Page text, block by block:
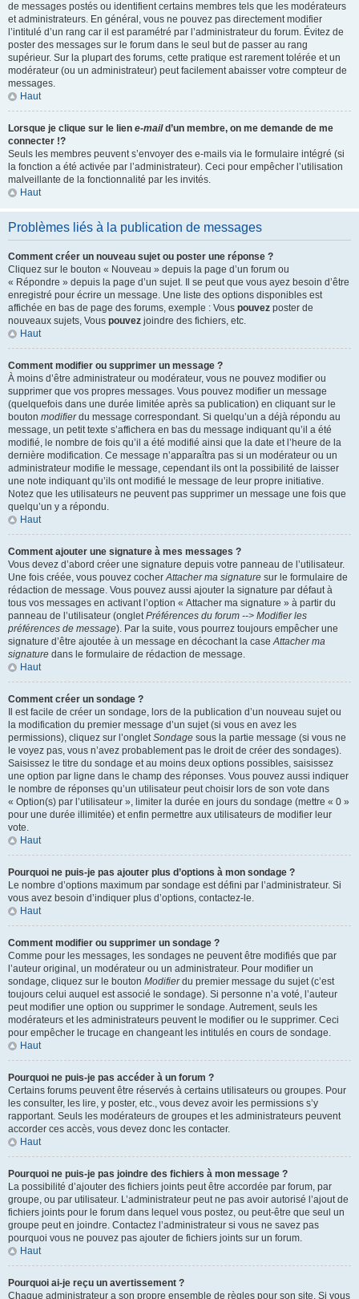
de messages postés ou identifient certains membres tels que les modérateurs
et administrateurs. En général, vous ne pouvez pas directement modifier
l’intitulé d’un rang car il est paramétré par l’administrateur du forum. Évitez de
poster des messages sur le forum dans le seul but de passer au rang
supérieur. Sur la plupart des forums, cette pratique est rarement tolérée et un
modérateur (ou un administrateur) peut facilement abaisser votre compteur de
messages.
Haut
Lorsque je clique sur le lien e-maild’un membre, on me demande de me
connecter !?
Seuls les membres peuvent s’envoyer des e-mails via le formulaire intégré (si
la fonction a été activée par l’administrateur). Ceci pour empêcher l’utilisation
malveillante de la fonctionnalité par les invités.
Haut
Problèmes liés à la publication de messages
Comment créer un nouveau sujet ou poster une réponse ?
Cliquez sur le bouton « Nouveau » depuis la page d’un forum ou
« Répondre » depuis la page d’un sujet. Il se peut que vous ayez besoin d’être
enregistré pour écrire un message. Une liste des options disponibles est
affichée en bas de page des forums, exemple : Vous pouvez poster de
nouveaux sujets, Vous pouvez joindre des fichiers, etc.
Haut
Comment modifier ou supprimer un message ?
À moins d’être administrateur ou modérateur, vous ne pouvez modifier ou
supprimer que vos propres messages. Vous pouvez modifier un message
(quelquefois dans une durée limitée après sa publication) en cliquant sur le
bouton modifierdu message correspondant. Si quelqu’un a déjà répondu au
message, un petit texte s’affichera en bas du message indiquant qu’il a été
modifié, le nombre de fois qu’il a été modifié ainsi que la date et l’heure de la
dernière modification. Ce message n’apparaîtra pas si un modérateur ou un
administrateur modifie le message, cependant ils ont la possibilité de laisser
une note indiquant qu’ils ont modifié le message de leur propre initiative.
Notez que les utilisateurs ne peuvent pas supprimer un message une fois que
quelqu’un y a répondu.
Haut
Comment ajouter une signature à mes messages ?
Vous devez d’abord créer une signature depuis votre panneau de l’utilisateur.
Une fois créée, vous pouvez cocherAttacher ma signature sur le formulaire de
rédaction de message. Vous pouvez aussi ajouter la signature par défaut à
tous vos messages en activant l’option « Attacher ma signature » à partir du
panneau de l’utilisateur (ongletPréférences du forum --> Modifier les
préférences de message). Par la suite, vous pourrez toujours empêcher une
signature d’être ajoutée à un message en décochant la caseAttacher ma
signature dans le formulaire de rédaction de message.
Haut
Comment créer un sondage ?
Il est facile de créer un sondage, lors de la publication d’un nouveau sujet ou
la modification du premier message d’un sujet (si vous en avez les
permissions), cliquez sur l’ongletSondage sous la partie message (si vous ne
le voyez pas, vous n’avez probablement pas le droit de créer des sondages).
Saisissez le titre du sondage et au moins deux options possibles, saisissez
une option par ligne dans le champ des réponses. Vous pouvez aussi indiquer
le nombre de réponses qu’un utilisateur peut choisir lors de son vote dans
« Option(s) par l’utilisateur », limiter la durée en jours du sondage (mettre « 0 »
pour une durée illimitée) et enfin permettre aux utilisateurs de modifier leur
vote.
Haut
Pourquoi ne puis-je pas ajouter plus d’options à mon sondage ?
Le nombre d’options maximum par sondage est défini par l’administrateur. Si
vous avez besoin d’indiquer plus d’options, contactez-le.
Haut
Comment modifier ou supprimer un sondage ?
Comme pour les messages, les sondages ne peuvent être modifiés que par
l’auteur original, un modérateur ou un administrateur. Pour modifier un
sondage, cliquez sur le bouton Modifierdu premier message du sujet (c’est
toujours celui auquel est associé le sondage). Si personne n’a voté, l’auteur
peut modifier une option ou supprimer le sondage. Autrement, seuls les
modérateurs et les administrateurs peuvent le modifier ou le supprimer. Ceci
pour empêcher le trucage en changeant les intitulés en cours de sondage.
Haut
Pourquoi ne puis-je pas accéder à un forum ?
Certains forums peuvent être réservés à certains utilisateurs ou groupes. Pour
les consulter, les lire, y poster, etc., vous devez avoir les permissions s’y
rapportant. Seuls les modérateurs de groupes et les administrateurs peuvent
accorder ces accès, vous devez donc les contacter.
Haut
Pourquoi ne puis-je pas joindre des fichiers à mon message ?
La possibilité d’ajouter des fichiers joints peut être accordée par forum, par
groupe, ou par utilisateur. L’administrateur peut ne pas avoir autorisé l’ajout de
fichiers joints pour le forum dans lequel vous postez, ou peut-être que seul un
groupe peut en joindre. Contactez l’administrateur si vous ne savez pas
pourquoi vous ne pouvez pas ajouter de fichiers joints sur un forum.
Haut
Pourquoi ai-je reçu un avertissement ?
Chaque administrateur a son propre ensemble de règles pour son site. Si vous